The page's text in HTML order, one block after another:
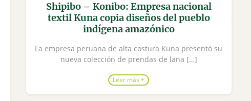
Shipibo – Konibo: Empresa nacional
textil Kuna copia diseños del pueblo
indígena amazónico
La empresa peruana de alta costura Kuna presentó su
nueva colección de prendas de lana […]
Leer más +